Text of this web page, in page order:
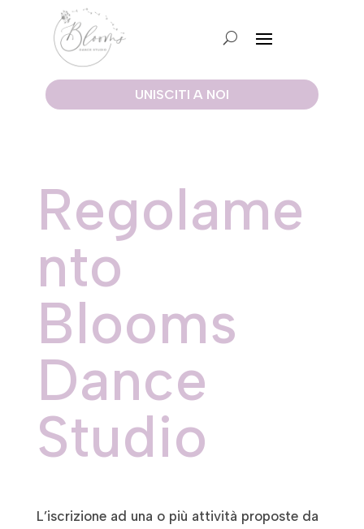
UNISCITI A NOI
Regolame
nto
Blooms
Dance
Studio
L’iscrizione ad una o più attività proposte da